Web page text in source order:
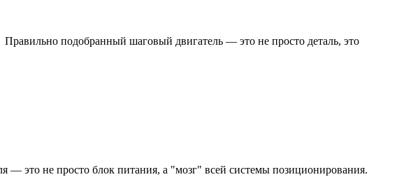
подобранный шаговый двигатель — это не просто деталь, это
это не просто блок питания, а "мозг" всей системы позиционирования.